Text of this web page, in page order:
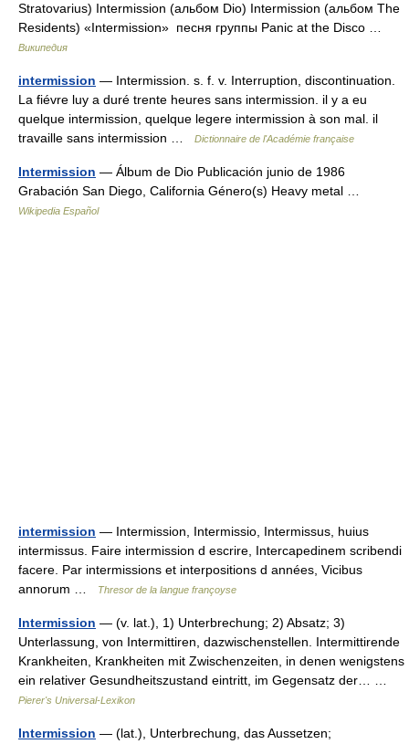
Stratovarius) Intermission (альбом Dio) Intermission (альбом The
Residents) «Intermission» песня группы Panic at the Disco …
Википедия
intermission — Intermission. s. f. v. Interruption, discontinuation.
La fiévre luy a duré trente heures sans intermission. il y a eu
quelque intermission, quelque legere intermission à son mal. il
travaille sans intermission …
Dictionnaire de l'Académie française
Intermission — Álbum de Dio Publicación junio de 1986
Grabación San Diego, California Género(s) Heavy metal …
Wikipedia Español
intermission — Intermission, Intermissio, Intermissus, huius
intermissus. Faire intermission d escrire, Intercapedinem scribendi
facere. Par intermissions et interpositions d années, Vicibus
annorum …
Thresor de la langue françoyse
Intermission — (v. lat.), 1) Unterbrechung; 2) Absatz; 3)
Unterlassung, von Intermittiren, dazwischenstellen. Intermittirende
Krankheiten, Krankheiten mit Zwischenzeiten, in denen wenigstens
ein relativer Gesundheitszustand eintritt, im Gegensatz der… …
Pierer's Universal-Lexikon
Intermission — (lat.), Unterbrechung, das Aussetzen;